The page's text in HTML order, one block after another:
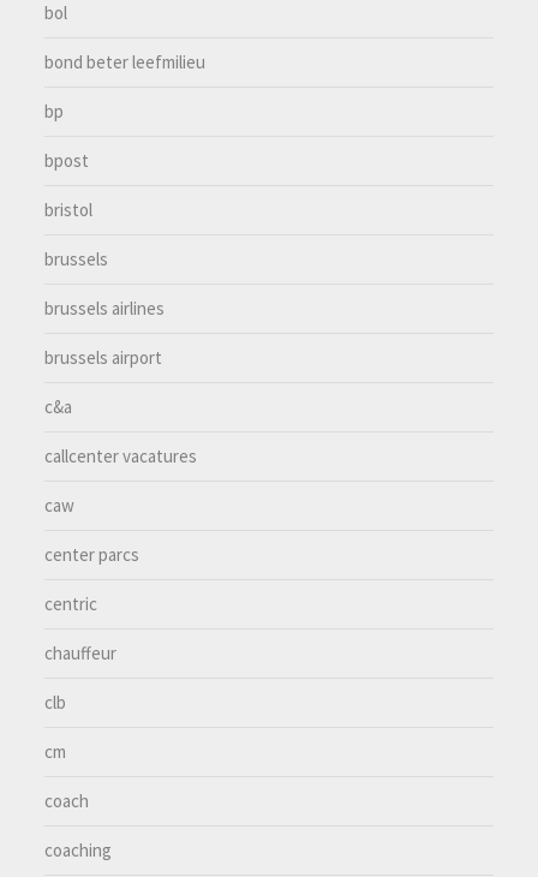
bol
bond beter leefmilieu
bp
bpost
bristol
brussels
brussels airlines
brussels airport
c&a
callcenter vacatures
caw
center parcs
centric
chauffeur
clb
cm
coach
coaching